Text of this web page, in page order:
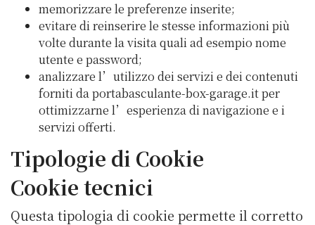
memorizzare le preferenze inserite;
evitare di reinserire le stesse informazioni più
volte durante la visita quali ad esempio nome
utente e password;
analizzare l’utilizzo dei servizi e dei contenuti
forniti da portabasculante-box-garage.it per
ottimizzarne l’esperienza di navigazione e i
servizi offerti.
Tipologie di Cookie
Cookie tecnici
Questa tipologia di cookie permette il corretto